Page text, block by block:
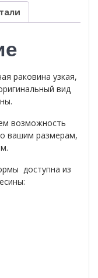
раковина узкая,
вид
возможность
вашим размерам,
доступна из